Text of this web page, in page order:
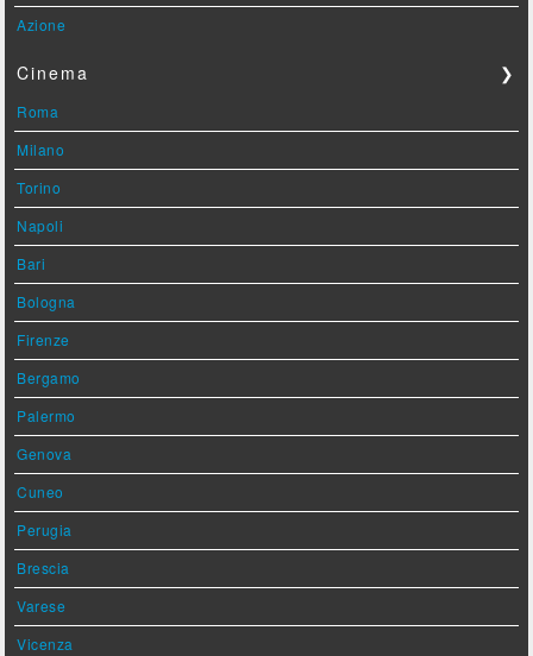
Azione
Cinema ❯
Roma
Milano
Torino
Napoli
Bari
Bologna
Firenze
Bergamo
Palermo
Genova
Cuneo
Perugia
Brescia
Varese
Vicenza